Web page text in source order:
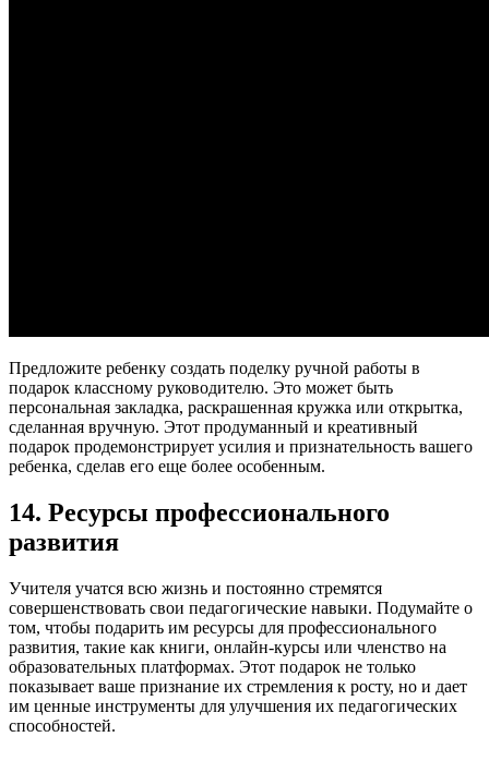
Предложите ребенку создать поделку ручной работы в
подарок классному руководителю. Это может быть
персональная закладка, раскрашенная кружка или открытка,
сделанная вручную. Этот продуманный и креативный
подарок продемонстрирует усилия и признательность вашего
ребенка, сделав его еще более особенным.
14. Ресурсы профессионального
развития
Учителя учатся всю жизнь и постоянно стремятся
совершенствовать свои педагогические навыки. Подумайте о
том, чтобы подарить им ресурсы для профессионального
развития, такие как книги, онлайн-курсы или членство на
образовательных платформах. Этот подарок не только
показывает ваше признание их стремления к росту, но и дает
им ценные инструменты для улучшения их педагогических
способностей.